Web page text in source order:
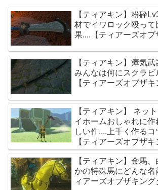
【ティアキン】粉砕
材でイワロック殴っ
果....【ティアーズオブ
【ティアキン】瘴気
みんなは何にスクラビ
【ティアーズオブザキ
【ティアキン】 ネッ
イホームおしゃれに作
しい件....上手く作るコ
【ティアーズオブザキ
【ティアキン】金馬
かの特殊馬にどんな名
ィアーズオブザキング